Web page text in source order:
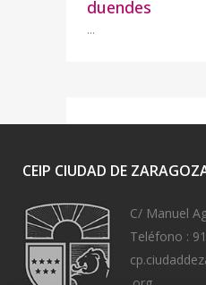
duendes
...
CEIP CIUDAD DE
C/ Manuel
Teléfono :